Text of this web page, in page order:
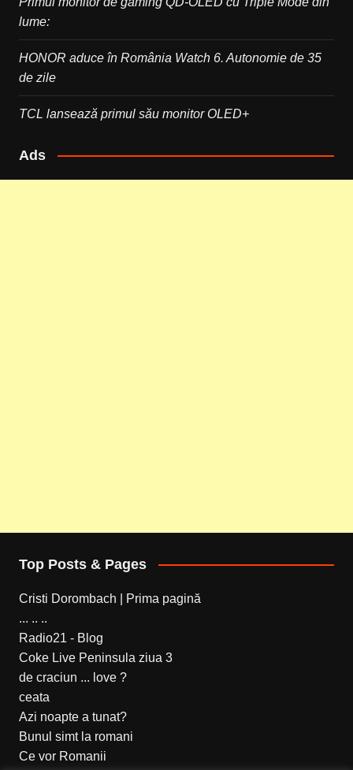
lume:
HONOR aduce în România Watch 6. Autonomie de 35
de zile
TCL lansează primul său monitor OLED+
Ads
Top Posts & Pages
Cristi Dorombach | Prima pagină
... .. ..
Radio21 - Blog
Coke Live Peninsula ziua 3
de craciun ... love ?
ceata
Azi noapte a tunat?
Bunul simt la romani
Ce vor Romanii